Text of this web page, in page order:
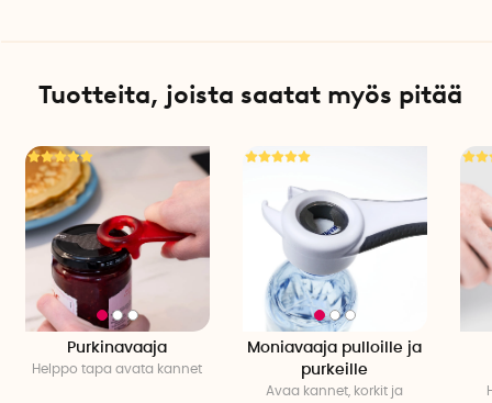
heikompi ote, kuten vanhuksille tai nivelongelmista kärsiville.
1. Aseta silmukka kannen tai kierrekorkin ympärille.
2. Käännä kahvaa oikealle, kunnes silmukka on tiukka.
3. Lukitse lenkki painamalla lukkosymbolilla varustettua
rengasta alas.
4. Kierrä sitten kansi auki.
5. Avataksesi tölkinavaajan, työnnä lukkosymbolilla
varustettua rengasta ylöspäin ja käännä kahvaa
vasemmalle.
Tekniset tiedot
Tuotteita, joista saatat myös pitää
Purkinavaaja
Helppo tapa avata kannet
Moniavaaja pulloille ja
purkeille
Avaa kannet, korkit ja